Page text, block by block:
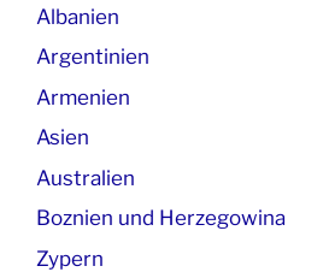
Albanien
Argentinien
Armenien
Asien
Australien
Boznien und Herzegowina
Zypern